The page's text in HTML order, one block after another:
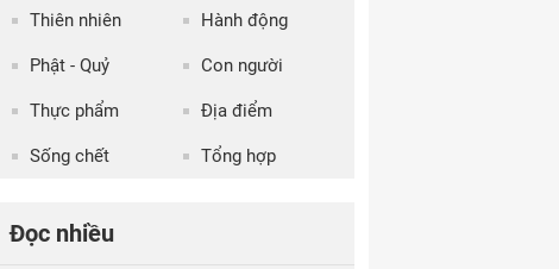
Thiên nhiên Hành động
Phật - Quỷ Con người
Thực phẩm Địa điểm
Sống chết Tổng hợp
Đọc nhiều